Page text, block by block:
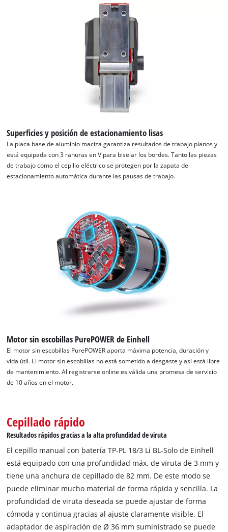
Superficies y posición de estacionamiento lisas
La placa base de aluminio maciza garantiza resultados de trabajo planos y
está equipada con 3 ranuras en V para biselar los bordes. Tanto las piezas
de trabajo como el cepillo eléctrico se protegen por la zapata de
estacionamiento automática durante las pausas de trabajo.
Motor sin escobillas PurePOWER de Einhell
El motor sin escobillas PurePOWER aporta máxima potencia, duración y
vida útil. El motor sin escobillas no está sometido a desgaste y así está libre
de mantenimiento. Al registrarse online es válida una promesa de servicio
de 10 años en el motor.
Cepillado rápido
Resultados rápidos gracias a la alta profundidad de viruta
El cepillo manual con batería TP-PL 18/3 Li BL-Solo de Einhell
está equipado con una profundidad máx. de viruta de 3 mm y
tiene una anchura de cepillado de 82 mm. De este modo se
puede eliminar mucho material de forma rápida y sencilla. La
profundidad de viruta deseada se puede ajustar de forma
cómoda y continua gracias al ajuste claramente visible. El
adaptador de aspiración de Ø 36 mm suministrado se puede